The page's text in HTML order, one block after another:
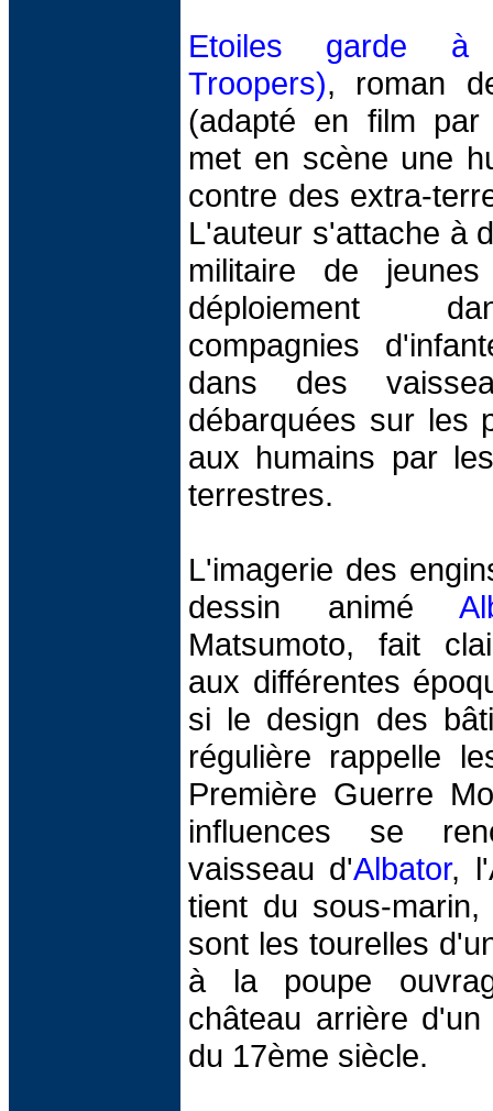
Etoiles garde à
Troopers), roman
(adapté en film par
met en scène une
contre des extra-
L'auteur s'attache à
militaire de
déploiement
compagnies
dans des
débarquées sur les
aux humains par
terrestres.
L'imagerie des
dessin animé
Matsumoto, fait
aux différentes
si le design des
régulière rappelle
Première Guerre
influences se
vaisseau d'Albator,
tient du sous-
sont les tourelles
à la poupe
château arrière
du 17ème siècle.